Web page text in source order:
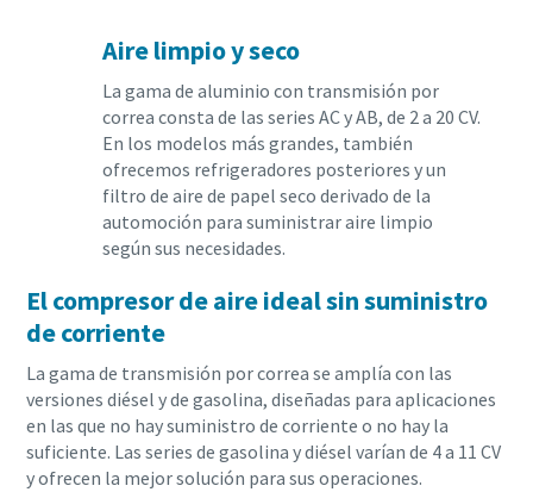
Aire limpio y seco
La gama de aluminio con transmisión por
correa consta de las series AC y AB, de 2 a 20 CV.
En los modelos más grandes, también
ofrecemos refrigeradores posteriores y un
filtro de aire de papel seco derivado de la
automoción para suministrar aire limpio
según sus necesidades.
El compresor de aire ideal sin suministro
de corriente
La gama de transmisión por correa se amplía con las
versiones diésel y de gasolina, diseñadas para aplicaciones
en las que no hay suministro de corriente o no hay la
suficiente. Las series de gasolina y diésel varían de 4 a 11 CV
y ofrecen la mejor solución para sus operaciones.